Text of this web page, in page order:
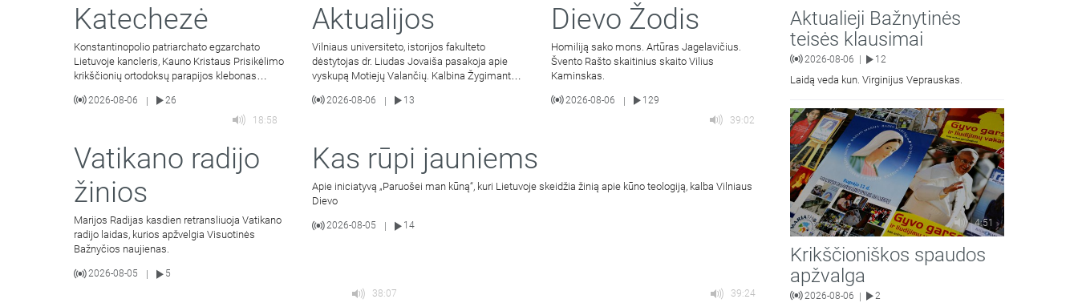
Katechezė
Konstantinopolio patriarchato egzarchato
Lietuvoje kancleris, Kauno Kristaus Prisikėlimo
krikščionių ortodoksų parapijos klebonas
2026-08-06 | 26
Aktualijos
Vilniaus universiteto, istorijos fakulteto
dėstytojas dr. Liudas Jovaiša pasakoja apie
vyskupą Motiejų Valančių. Kalbina Žygimantas
2026-08-06 | 13
Dievo Žodis
Homiliją sako mons. Artūras Jagelavičius.
Švento Rašto skaitinius skaito Vilius
Kaminskas.
2026-08-06 |
129
18:58
Vatikano radijo
žinios
Marijos Radijas kasdien retransliuoja Vatikano
radijo laidas, kurios apžvelgia Visuotinės
Bažnyčios naujienas.
2026-08-05 5
39:02
Kas rūpi jauniems
Apie iniciatyvą „Paruošei man kūną“, kuri Lietuvoje skeidžia žinią apie kūno teologiją, kalba Vilniaus
Dievo
2026-08-05 14
38:07 39:24
Aktualieji Bažnytinės
teisės klausimai
2026-08-06 12
Laidą veda kun. Virginijus Veprauskas.
4:51
Krikščioniškos spaudos
apžvalga
2026-08-06 | 2